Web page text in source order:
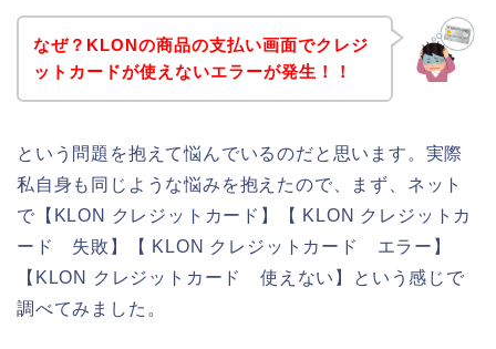
なぜ？KLONの商品の支払い画面でクレジ
ットカードが使えないエラーが発生！！
という問題を抱えて悩んでいるのだと思います。実際
私自身も同じような悩みを抱えたので、まず、ネット
で【KLON クレジットカード】【 KLON クレジットカ
ード 失敗】【 KLON クレジットカード エラー】
【KLON クレジットカード 使えない】という感じで
調べてみました。